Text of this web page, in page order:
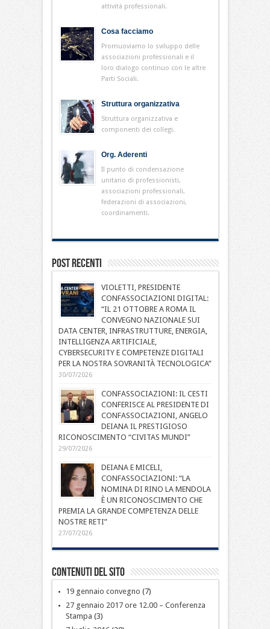
attività professionali.
Cosa facciamo
Promuoviamo lo sviluppo delle
associazioni professionali e il
loro dialogo continuo con le altre
Parti Sociali.
Struttura organizzativa
Struttura organizzativa e
componenti dei collegi.
Org. Aderenti
Il punto di condensazione
unitario di professionisti,
associazioni professionali,
federazioni di associazioni,
coordinamenti.
Post Recenti
VIOLETTI, PRESIDENTE
CONFASSOCIAZIONI DIGITAL:
“IL 21 OTTOBRE A ROMA IL
CONVEGNO NAZIONALE SUI
DATA CENTER, INFRASTRUTTURE, ENERGIA,
INTELLIGENZA ARTIFICIALE,
CYBERSECURITY E COMPETENZE DIGITALI
PER LA NOSTRA SOVRANITÀ TECNOLOGICA”
30/07/2026
CONFASSOCIAZIONI: IL CESTI
CONFERISCE AL PRESIDENTE DI
CONFASSOCIAZIONI, ANGELO
DEIANA IL PRESTIGIOSO
RICONOSCIMENTO “CIVITAS MUNDI”
29/07/2026
DEIANA E MICELI,
CONFASSOCIAZIONI: “LA
NOMINA DI RINO LA MENDOLA
È UN RICONOSCIMENTO CHE
PREMIA LA GRANDE COMPETENZA DELLE
NOSTRE RETI”
27/07/2026
Contenuti del sito
19 gennaio convegno (7)
27 gennaio 2017 ore 12.00 – Conferenza
Stampa (3)